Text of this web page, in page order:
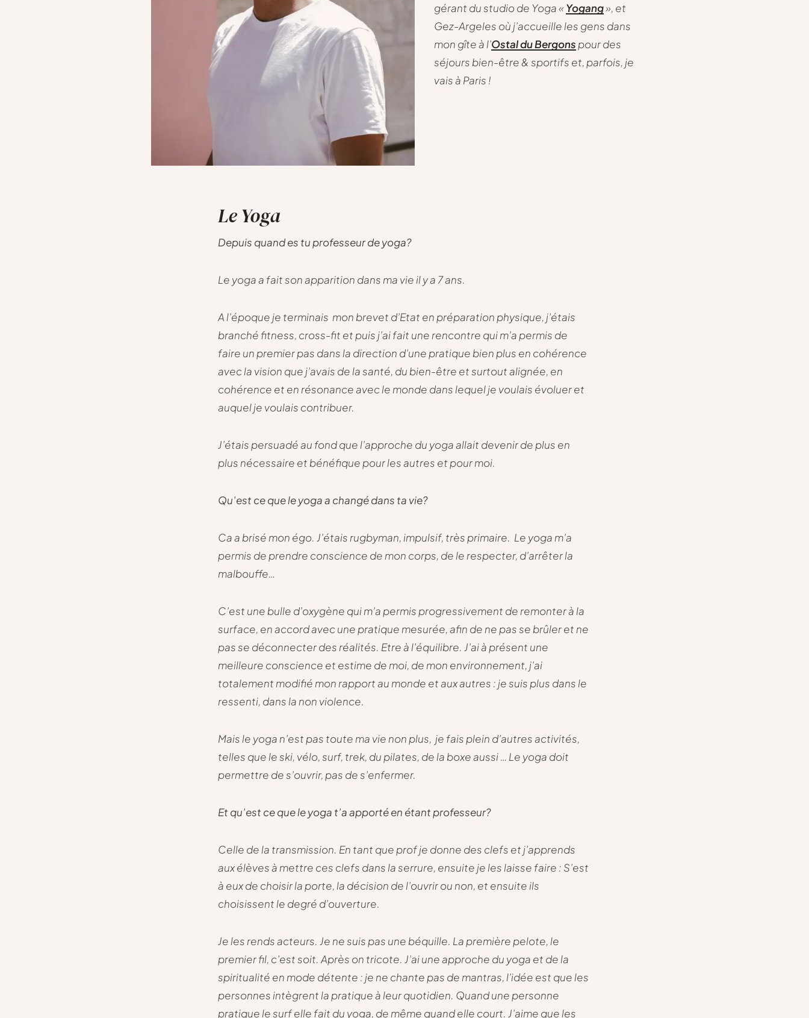
gérant du studio de Yoga «Yogang», et
Gez-Argeles où j’accueille les gens dans
mon gîte à l’Ostal du Bergons pour des
séjours bien-être & sportifs et, parfois, je
vais à Paris !
Le Yoga
Depuis quand es tu professeur de yoga?
Le yoga a fait son apparition dans ma vie il y a 7 ans.
A l’époque je terminais mon brevet d’Etat en préparation physique, j’étais
branché fitness, cross-fit et puis j’ai fait une rencontre qui m’a permis de
faire un premier pas dans la direction d’une pratique bien plus en cohérence
avec la vision que j’avais de la santé, du bien-être et surtout alignée, en
cohérence et en résonance avec le monde dans lequel je voulais évoluer et
auquel je voulais contribuer.
J’étais persuadé au fond que l’approche du yoga allait devenir de plus en
plus nécessaire et bénéfique pour les autres et pour moi.
Qu’est ce que le yoga a changé dans ta vie?
Ca a brisé mon égo. J’étais rugbyman, impulsif, très primaire. Le yoga m’a
permis de prendre conscience de mon corps, de le respecter, d’arrêter la
malbouffe…
C’est une bulle d’oxygène qui m’a permis progressivement de remonter à la
surface, en accord avec une pratique mesurée, afin de ne pas se brûler et ne
pas se déconnecter des réalités. Etre à l’équilibre. J’ai à présent une
meilleure conscience et estime de moi, de mon environnement, j’ai
totalement modifié mon rapport au monde et aux autres : je suis plus dans le
ressenti, dans la non violence.
Mais le yoga n’est pas toute ma vie non plus, je fais plein d’autres activités,
telles que le ski, vélo, surf, trek, du pilates, de la boxe aussi … Le yoga doit
permettre de s’ouvrir, pas de s’enfermer.
Et qu’est ce que le yoga t’a apporté en étant professeur?
Celle de la transmission. En tant que prof je donne des clefs et j’apprends
aux élèves à mettre ces clefs dans la serrure, ensuite je les laisse faire : S’est
à eux de choisir la porte, la décision de l’ouvrir ou non, et ensuite ils
choisissent le degré d’ouverture.
Je les rends acteurs. Je ne suis pas une béquille. La première pelote, le
premier fil, c’est soit. Après on tricote. J’ai une approche du yoga et de la
spiritualité en mode détente : je ne chante pas de mantras, l’idée est que les
personnes intègrent la pratique à leur quotidien. Quand une personne
pratique le surf elle fait du yoga, de même quand elle court. J’aime que les